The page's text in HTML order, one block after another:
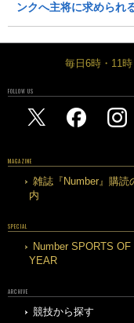
ンクへ主将に求められ
毎日6時・11
FOLLOW US
MAGAZINE
雑誌『Number』購読
内
SPECIAL
Number SPORTS OF
YEAR
ARCHIVE
競技から探す